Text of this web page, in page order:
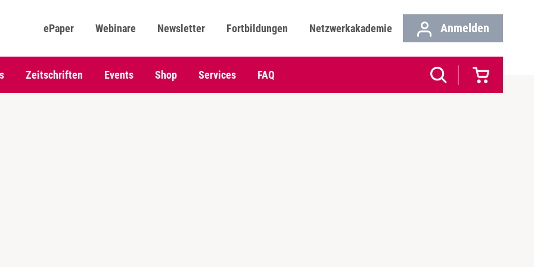
ePaper Webinare Newsletter Fortbildungen Netzwerkakademie Anmelden
Zeitschriften Events Shop Services FAQ